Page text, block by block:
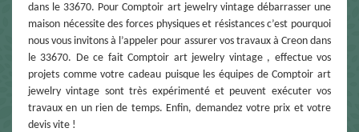
dans le 33670. Pour Comptoir art jewelry vintage débarrasser une
maison nécessite des forces physiques et résistances c’est pourquoi
nous vous invitons à l’appeler pour assurer vos travaux à Creon dans
le 33670. De ce fait Comptoir art jewelry vintage , effectue vos
projets comme votre cadeau puisque les équipes de Comptoir art
jewelry vintage sont très expérimenté et peuvent exécuter vos
travaux en un rien de temps. Enfin, demandez votre prix et votre
devis vite !